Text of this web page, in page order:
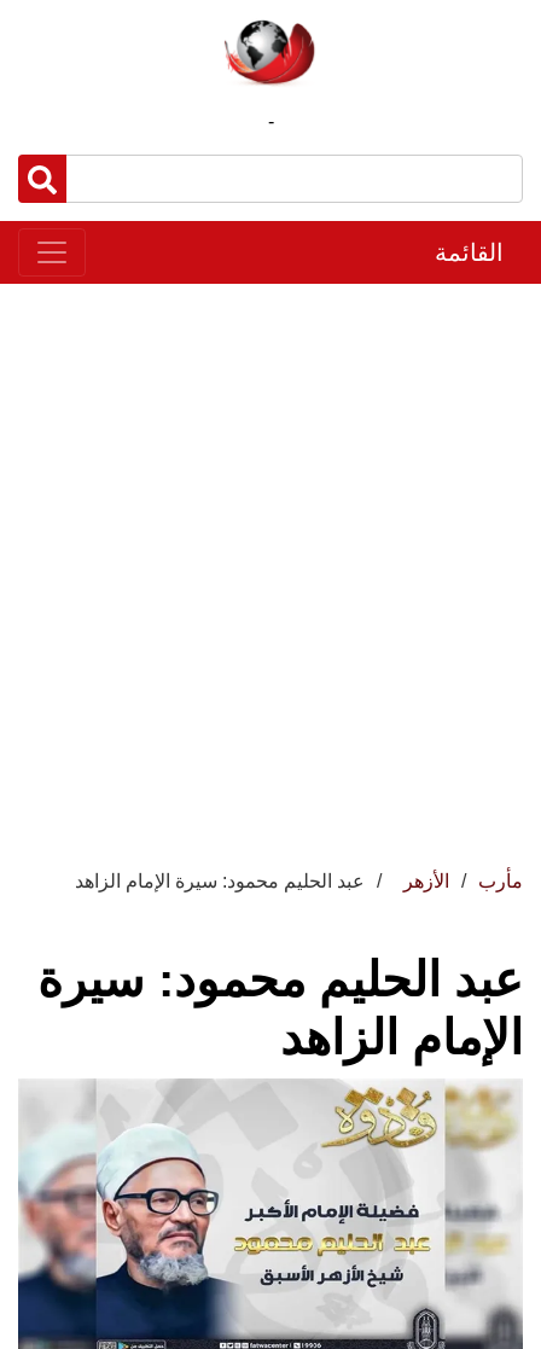
-
القائمة
مأرب الأزهر عبد الحليم محمود: سيرة الإمام الزاهد
عبد الحليم محمود: سيرة
الإمام الزاهد